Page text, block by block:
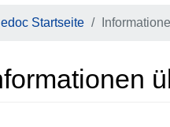
edoc Startseite